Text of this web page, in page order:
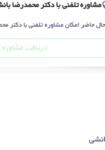
مشاوره تلفنی با دکتر محمدرضا
حاضر امکان مشاوره تلفنی با دکتر
دریافت مشاوره